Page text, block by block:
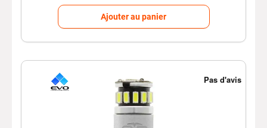
Ajouter au panier